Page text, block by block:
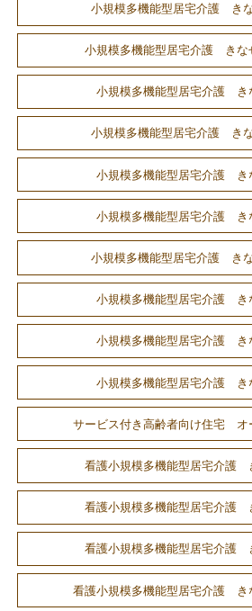
小規模多機能型居宅介護 き
小規模多機能型居宅介護 きな
小規模多機能型居宅介護 き
小規模多機能型居宅介護 き
小規模多機能型居宅介護 き
小規模多機能型居宅介護 き
小規模多機能型居宅介護 き
小規模多機能型居宅介護 き
小規模多機能型居宅介護 き
小規模多機能型居宅介護 き
サービス付き高齢者向け住宅 オ
看護小規模多機能型居宅介護
看護小規模多機能型居宅介護
看護小規模多機能型居宅介護
看護小規模多機能型居宅介護 き